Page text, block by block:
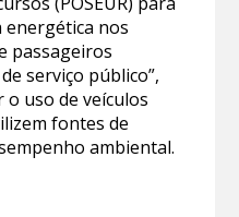
energética nos
passageiros
serviço público”,
uso de veículos
fontes de
ambiental.